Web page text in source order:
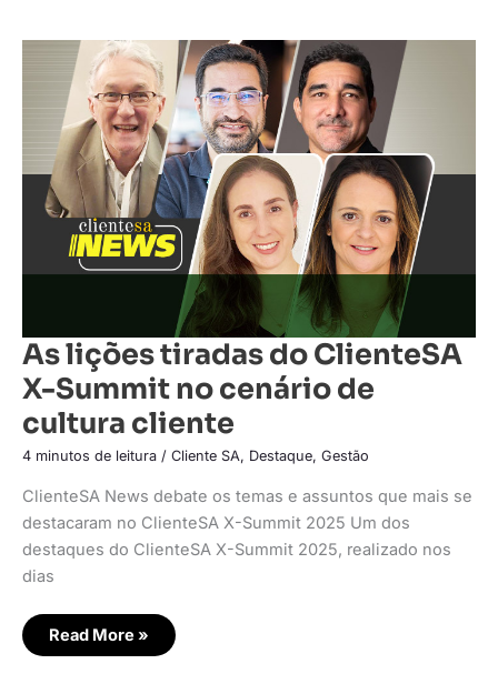
As lições tiradas do ClienteSA
X-Summit no cenário de
cultura cliente
4 minutos de leitura / Cliente SA, Destaque, Gestão
ClienteSA News debate os temas e assuntos que mais se
destacaram no ClienteSA X-Summit 2025 Um dos
destaques do ClienteSA X-Summit 2025, realizado nos
dias
As
lições
tiradas
ClienteSA
X-
Summit
no
cenário
de
cultura
cliente
Read More »